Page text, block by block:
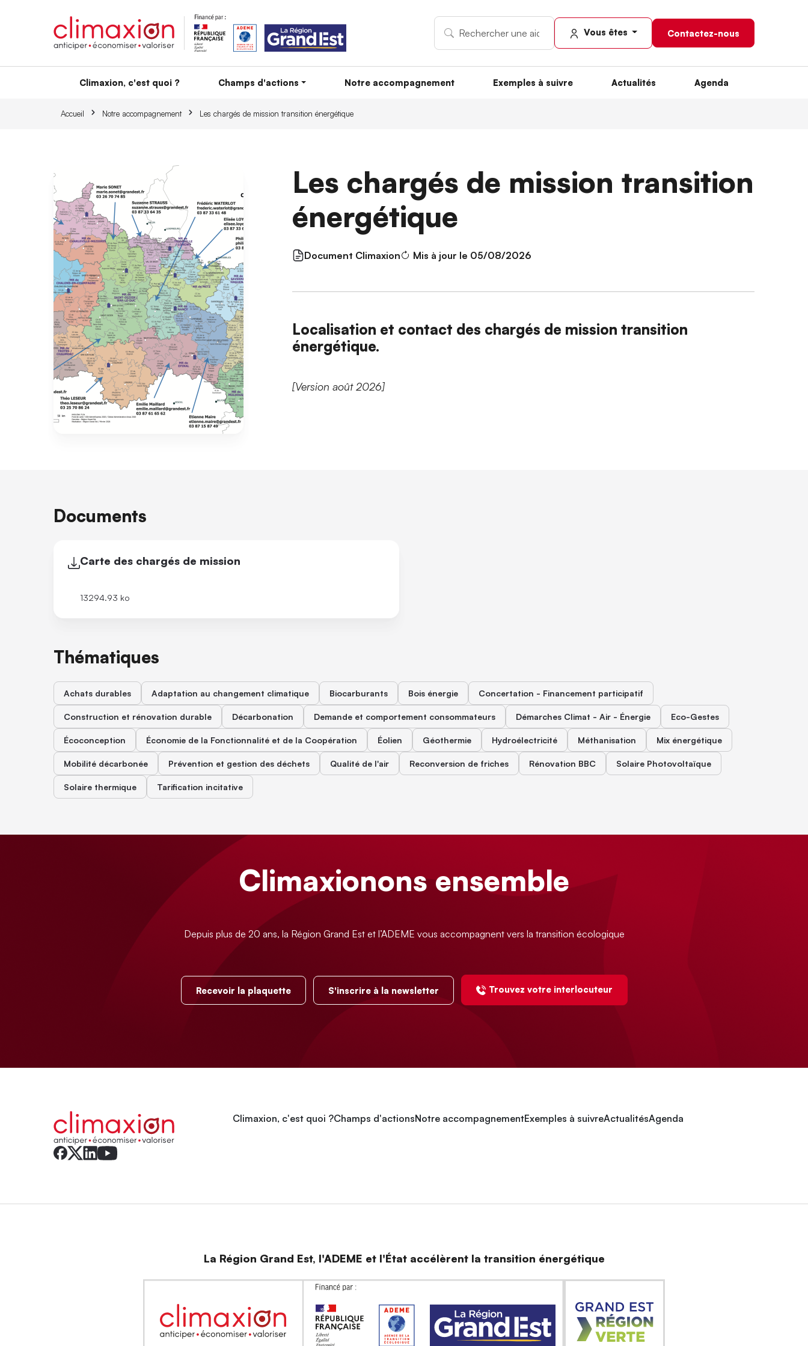
Vous êtes Contactez-nous
Climaxion, c'est quoi ? Champs d'actions Notre accompagnement Exemples à suivre Actualités Agenda
Accueil Notre accompagnement Les chargés de mission transition énergétique
Les chargés de mission transition
énergétique
Document Climaxion Mis à jour le 05/08/2026
Localisation et contact des chargés de mission transition
énergétique.
[Version août 2026]
Documents
Carte des chargés de mission
13294.93 ko
Thématiques
Achats durables Adaptation au changement climatique Biocarburants Bois énergie Concertation - Financement participatif
Construction et rénovation durable Décarbonation Demande et comportement consommateurs Démarches Climat - Air - Énergie Eco-Gestes
Écoconception Économie de la Fonctionnalité et de la Coopération Éolien Géothermie Hydroélectricité Méthanisation Mix énergétique
Mobilité décarbonée Prévention et gestion des déchets Qualité de l'air Reconversion de friches Rénovation BBC Solaire Photovoltaïque
Solaire thermique Tarification incitative
Climaxionons ensemble
Depuis plus de 20 ans, la Région Grand Est et l’ADEME vous accompagnent vers la transition écologique
Recevoir la plaquette S'inscrire à la newsletter Trouvez votre interlocuteur
Climaxion, c'est quoi ?Champs d'actionsNotre accompagnementExemples à suivreActualitésAgenda
La Région Grand Est, l'ADEME et l'État accélèrent la transition énergétique